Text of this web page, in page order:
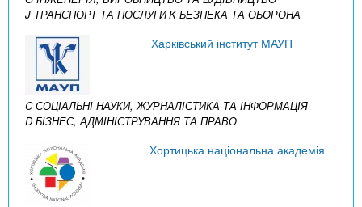
J ТРАНСПОРТ ТА ПОСЛУГИK БЕЗПЕКА ТА ОБОРОНА
Харківський інститут МАУП
C СОЦІАЛЬНІ НАУКИ, ЖУРНАЛІСТИКА ТА ІНФОРМАЦІЯ
D БІЗНЕС, АДМІНІСТРУВАННЯ ТА ПРАВО
Хортицька національна академія